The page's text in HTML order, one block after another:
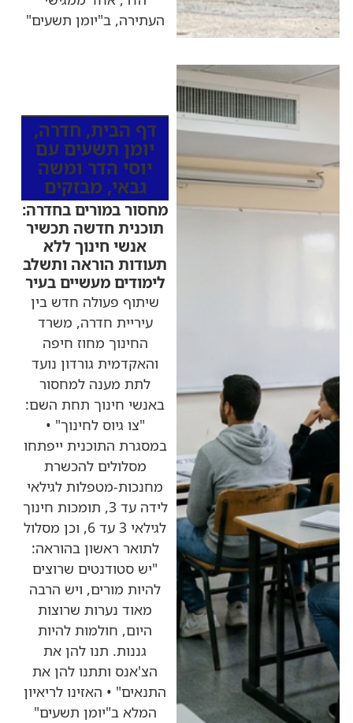
העתירה, ב"יומן תשעים"
דף הבית, חדרה,
יומן תשעים עם
יוסי הדר ומשה
גבאי, מבזקים
מחסור במורים בחדרה:
תוכנית חדשה תכשיר
אנשי חינוך ללא
תעודות הוראה ותשלב
לימודים מעשיים בעיר
שיתוף פעולה חדש בין
עיריית חדרה, משרד
החינוך מחוז חיפה
והאקדמית גורדון נועד
לתת מענה למחסור
באנשי חינוך תחת השם:
"צו גיוס לחינוך" •
במסגרת התוכנית ייפתחו
מסלולים להכשרת
מחנכות-מטפלות לגילאי
לידה עד 3, תומכות חינוך
לגילאי 3 עד 6, וכן מסלול
לתואר ראשון בהוראה:
"יש סטודנטים שרוצים
להיות מורים, ויש הרבה
מאוד נערות שרוצות
היום, חולמות להיות
גננות. תנו להן את
הצ'אנס ותתנו להן את
התנאים" • האזינו לריאיון
המלא ב"יומן תשעים"